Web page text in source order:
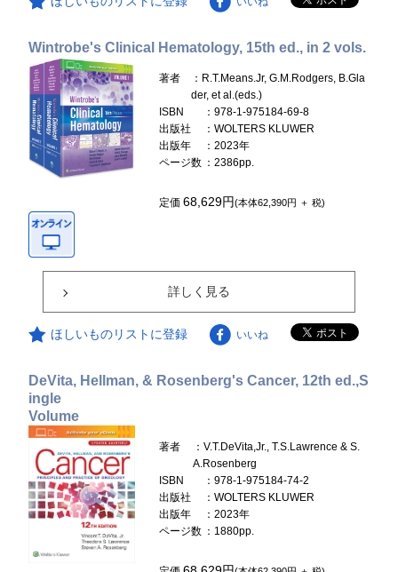
Wintrobe's Clinical Hematology, 15th ed., in 2 vols.
著者
：R.T.Means.Jr, G.M.Rodgers, B.Gla
der, et al.(eds.)
ISBN
：978-1-975184-69-8
出版社
：WOLTERS KLUWER
出版年
：2023年
ページ数 ：2386pp.
定価68,629円(本体62,390円 ＋ 税)
詳しく見る
ほしいものリストに登録 いいね
DeVita, Hellman, & Rosenberg's Cancer, 12th ed.,S
ingle
Volume
著者
：V.T.DeVita,Jr., T.S.Lawrence & S.
A.Rosenberg
ISBN
：978-1-975184-74-2
出版社
：WOLTERS KLUWER
出版年
：2023年
ページ数 ：1880pp.